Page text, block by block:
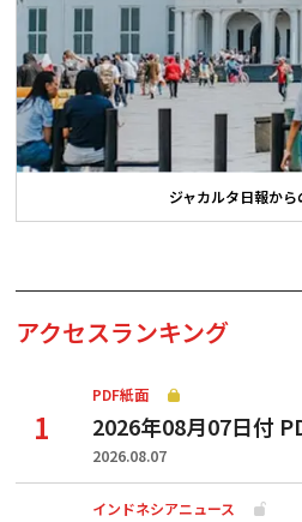
ジャカルタ日報か
アクセスランキング
PDF紙面
2026年08月07日付
2026.08.07
インドネシアニュース